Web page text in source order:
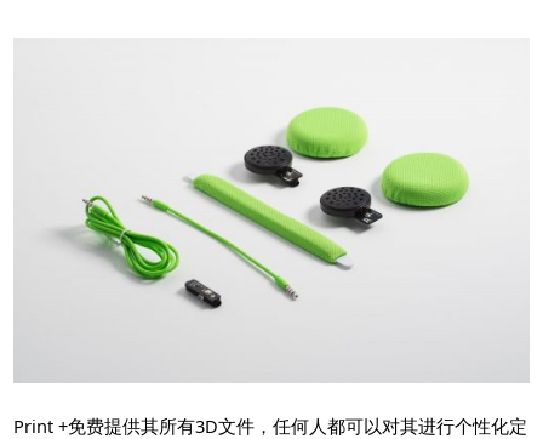
Print +免费提供其所有3D文件，任何人都可以对其进行个性化定